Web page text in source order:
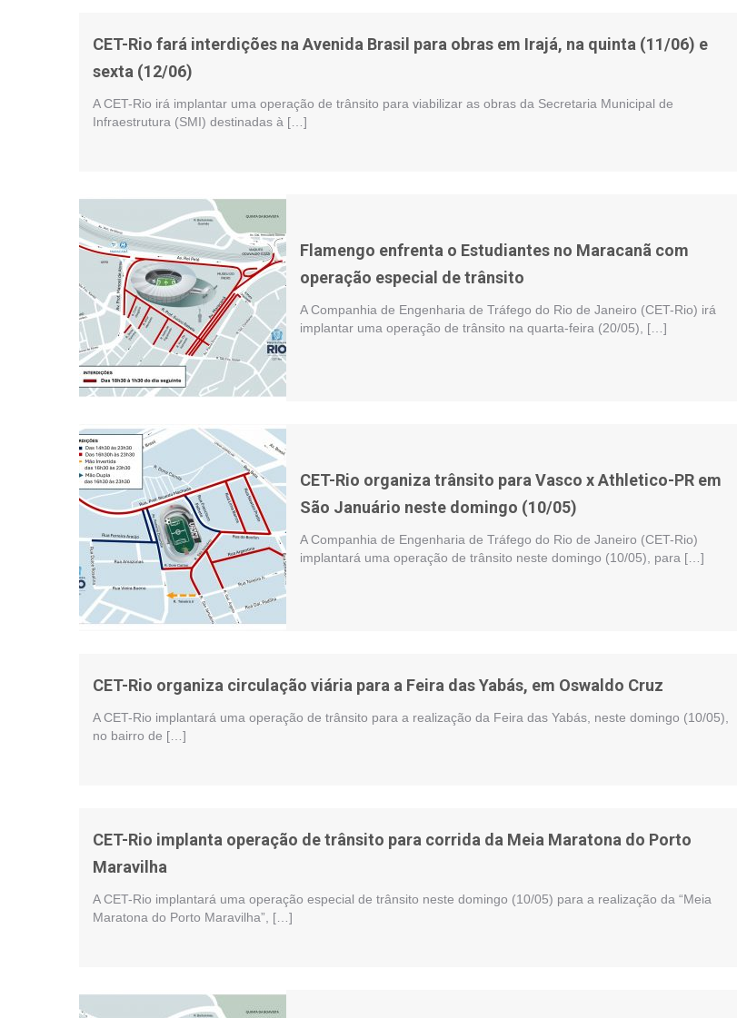
CET-Rio fará interdições na Avenida Brasil para obras em Irajá, na quinta (11/06) e
sexta (12/06)
A CET-Rio irá implantar uma operação de trânsito para viabilizar as obras da Secretaria Municipal de
Infraestrutura (SMI) destinadas à […]
Flamengo enfrenta o Estudiantes no Maracanã com
operação especial de trânsito
A Companhia de Engenharia de Tráfego do Rio de Janeiro (CET-Rio) irá
implantar uma operação de trânsito na quarta-feira (20/05), […]
CET-Rio organiza trânsito para Vasco x Athletico-PR em
São Januário neste domingo (10/05)
A Companhia de Engenharia de Tráfego do Rio de Janeiro (CET-Rio)
implantará uma operação de trânsito neste domingo (10/05), para […]
CET-Rio organiza circulação viária para a Feira das Yabás, em Oswaldo Cruz
A CET-Rio implantará uma operação de trânsito para a realização da Feira das Yabás, neste domingo (10/05),
no bairro de […]
CET-Rio implanta operação de trânsito para corrida da Meia Maratona do Porto
Maravilha
A CET-Rio implantará uma operação especial de trânsito neste domingo (10/05) para a realização da “Meia
Maratona do Porto Maravilha”, […]